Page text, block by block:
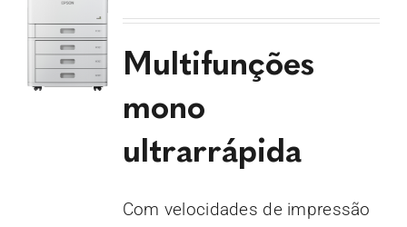
Multifunções
mono
ultrarrápida
Com velocidades de impressão